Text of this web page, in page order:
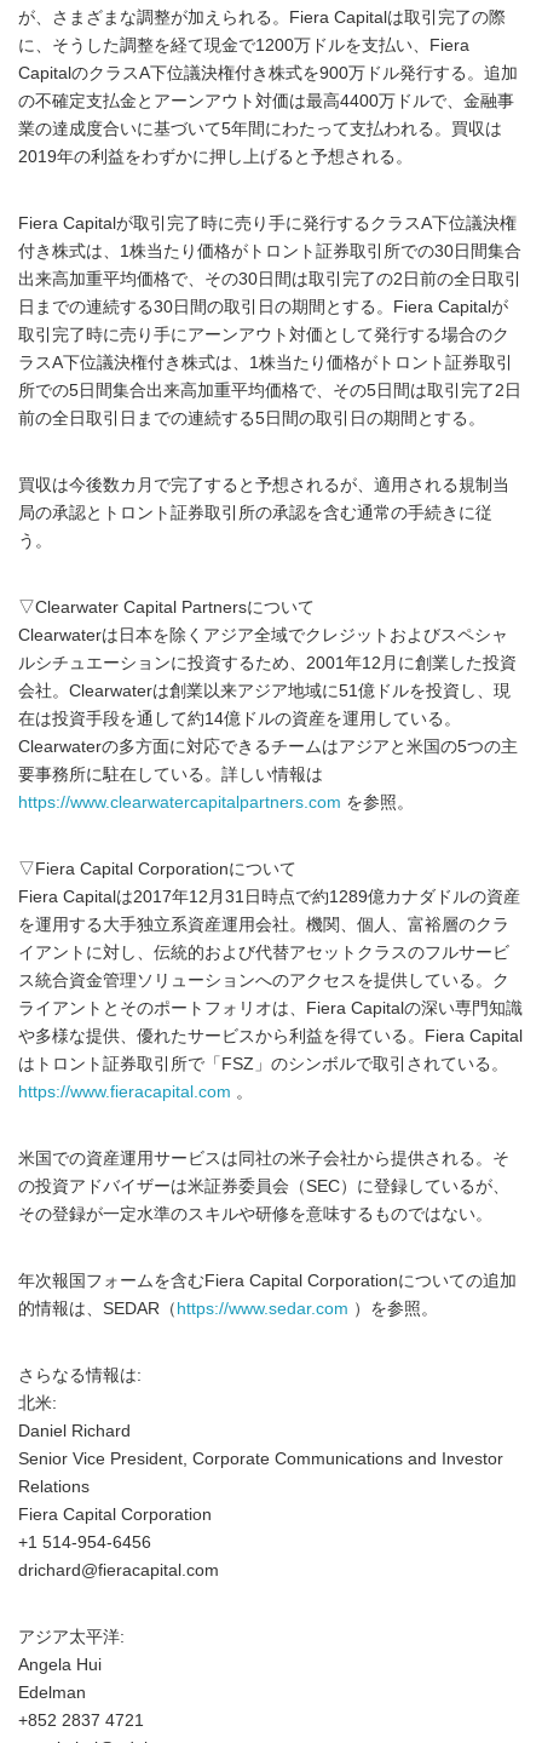
が、さまざまな調整が加えられる。Fiera Capitalは取引完了の際
に、そうした調整を経て現金で1200万ドルを支払い、Fiera
CapitalのクラスA下位議決権付き株式を900万ドル発行する。追加
の不確定支払金とアーンアウト対価は最高4400万ドルで、金融事
業の達成度合いに基づいて5年間にわたって支払われる。買収は
2019年の利益をわずかに押し上げると予想される。
Fiera Capitalが取引完了時に売り手に発行するクラスA下位議決権
付き株式は、1株当たり価格がトロント証券取引所での30日間集合
出来高加重平均価格で、その30日間は取引完了の2日前の全日取引
日までの連続する30日間の取引日の期間とする。Fiera Capitalが
取引完了時に売り手にアーンアウト対価として発行する場合のク
ラスA下位議決権付き株式は、1株当たり価格がトロント証券取引
所での5日間集合出来高加重平均価格で、その5日間は取引完了2日
前の全日取引日までの連続する5日間の取引日の期間とする。
買収は今後数カ月で完了すると予想されるが、適用される規制当
局の承認とトロント証券取引所の承認を含む通常の手続きに従
う。
▽Clearwater Capital Partnersについて
Clearwaterは日本を除くアジア全域でクレジットおよびスペシャ
ルシチュエーションに投資するため、2001年12月に創業した投資
会社。Clearwaterは創業以来アジア地域に51億ドルを投資し、現
在は投資手段を通して約14億ドルの資産を運用している。
Clearwaterの多方面に対応できるチームはアジアと米国の5つの主
要事務所に駐在している。詳しい情報は
https://www.clearwatercapitalpartners.com を参照。
▽Fiera Capital Corporationについて
Fiera Capitalは2017年12月31日時点で約1289億カナダドルの資産
を運用する大手独立系資産運用会社。機関、個人、富裕層のクラ
イアントに対し、伝統的および代替アセットクラスのフルサービ
ス統合資金管理ソリューションへのアクセスを提供している。ク
ライアントとそのポートフォリオは、Fiera Capitalの深い専門知識
や多様な提供、優れたサービスから利益を得ている。Fiera Capital
はトロント証券取引所で「FSZ」のシンボルで取引されている。
https://www.fieracapital.com 。
米国での資産運用サービスは同社の米子会社から提供される。そ
の投資アドバイザーは米証券委員会（SEC）に登録しているが、
その登録が一定水準のスキルや研修を意味するものではない。
年次報国フォームを含むFiera Capital Corporationについての追加
的情報は、SEDAR（ https://www.sedar.com ）を参照。
さらなる情報は:
北米:
Daniel Richard
Senior Vice President, Corporate Communications and Investor
Relations
Fiera Capital Corporation
+1 514-954-6456
drichard@fieracapital.com
アジア太平洋:
Angela Hui
Edelman
+852 2837 4721